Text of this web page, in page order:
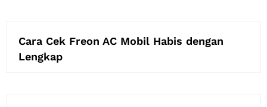
Cara Cek Freon AC Mobil Habis dengan
Lengkap